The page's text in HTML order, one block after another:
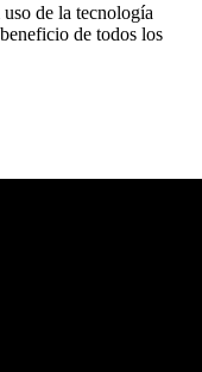
de la tecnología
de todos los